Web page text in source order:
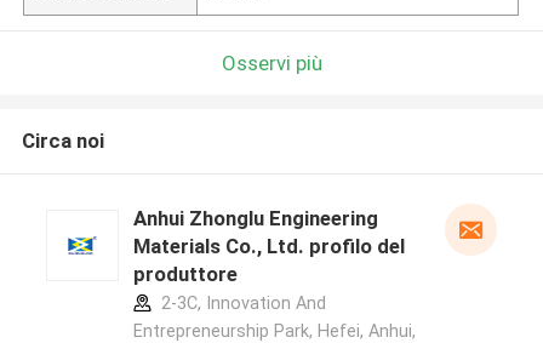
Osservi più
Circa noi
Anhui Zhonglu Engineering
Materials Co., Ltd. profilo del
produttore
2-3C, Innovation And
Entrepreneurship Park, Hefei, Anhui,